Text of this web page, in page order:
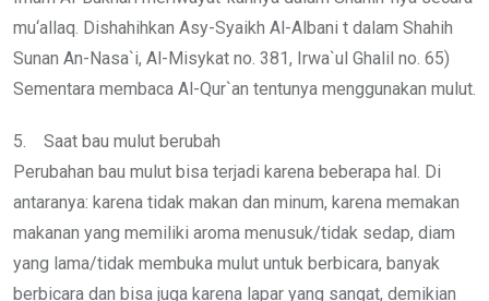
mu‘allaq. Dishahihkan Asy-Syaikh Al-Albani t dalam Shahih
Sunan An-Nasa`i, Al-Misykat no. 381, Irwa`ul Ghalil no. 65)
Sementara membaca Al-Qur`an tentunya menggunakan mulut.
5. Saat bau mulut berubah
Perubahan bau mulut bisa terjadi karena beberapa hal. Di
antaranya: karena tidak makan dan minum, karena memakan
makanan yang memiliki aroma menusuk/tidak sedap, diam
yang lama/tidak membuka mulut untuk berbicara, banyak
berbicara dan bisa juga karena lapar yang sangat, demikian